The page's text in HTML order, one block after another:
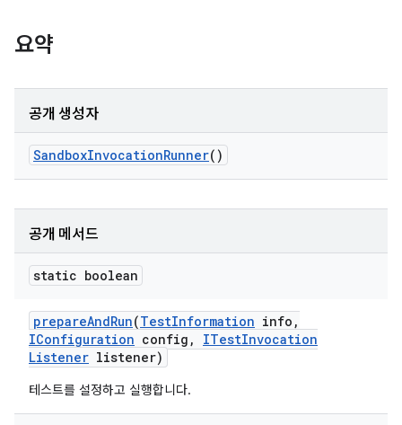
요약
공개 생성자
SandboxInvocationRunner()
공개 메서드
static boolean
prepareAndRun(TestInformation info ,
IConfiguration config , ITestInvocation
Listener listener)
테스트를 설정하고 실행합니다.